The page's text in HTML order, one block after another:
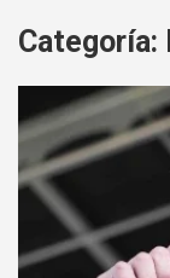
Categoría: